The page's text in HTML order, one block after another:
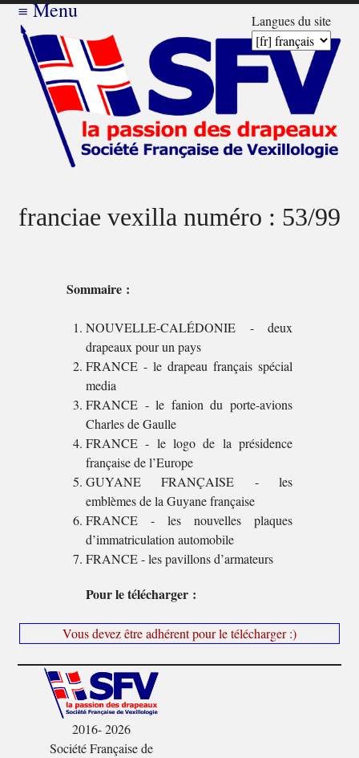
Langues du site
≡Menu
franciae vexilla numéro : 53/99
Sommaire :
NOUVELLE-CALÉDONIE - deux
drapeaux pour un pays
FRANCE - le drapeau français spécial
media
FRANCE - le fanion du porte-avions
Charles de Gaulle
FRANCE - le logo de la présidence
française de l’Europe
GUYANE FRANÇAISE - les
emblèmes de la Guyane française
FRANCE - les nouvelles plaques
d’immatriculation automobile
FRANCE - les pavillons d’armateurs
Pour le télécharger :
Vous devez être adhérent pour le télécharger :)
2016- 2026
Société Française de